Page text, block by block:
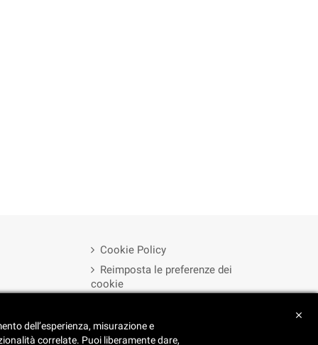
Cookie Policy
Reimposta le preferenze dei
cookie
close
dell’esperienza, misurazione e
correlate. Puoi liberamente dare,